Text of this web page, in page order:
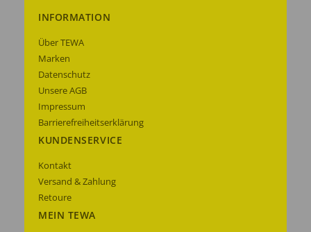
INFORMATION
Über TEWA
Marken
Datenschutz
Unsere AGB
Impressum
Barrierefreiheitserklärung
KUNDENSERVICE
Kontakt
Versand & Zahlung
Retoure
MEIN TEWA